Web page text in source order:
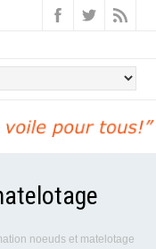
noeuds et matelotage